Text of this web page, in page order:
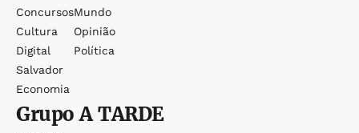
Concursos
Cultura
Digital
Salvador
Economia
Mundo
Opinião
Política
GrupoA TARDE